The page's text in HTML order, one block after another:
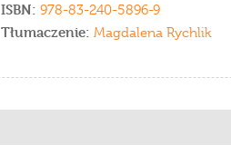
ISBN: 978-83-240-5896-9
Tłumaczenie: Magdalena Rychlik